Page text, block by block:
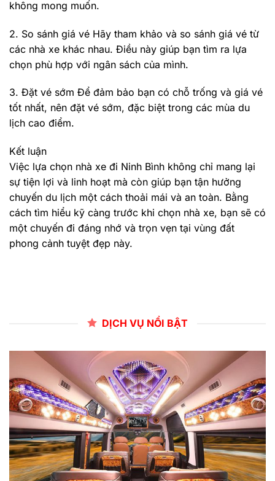
không mong muốn.
2. So sánh giá vé Hãy tham khảo và so sánh giá vé từ
các nhà xe khác nhau. Điều này giúp bạn tìm ra lựa
chọn phù hợp với ngân sách của mình.
3. Đặt vé sớm Để đảm bảo bạn có chỗ trống và giá vé
tốt nhất, nên đặt vé sớm, đặc biệt trong các mùa du
lịch cao điểm.
Kết luận
Việc lựa chọn nhà xe đi Ninh Bình không chỉ mang lại
sự tiện lợi và linh hoạt mà còn giúp bạn tận hưởng
chuyến du lịch một cách thoải mái và an toàn. Bằng
cách tìm hiểu kỹ càng trước khi chọn nhà xe, bạn sẽ có
một chuyến đi đáng nhớ và trọn vẹn tại vùng đất
phong cảnh tuyệt đẹp này.
DỊCH VỤ NỔI BẬT